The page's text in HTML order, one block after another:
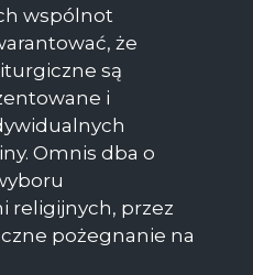
wspólnot
że
są
i
Omnis dba o
religijnych, przez
pożegnanie na